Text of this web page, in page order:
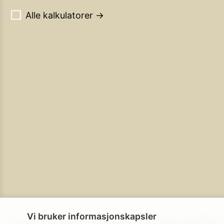
Alle kalkulatorer →
PersonvernBrukerbetingelserCookie-policyCookie-innstillinger
Vi bruker informasjonskapsler